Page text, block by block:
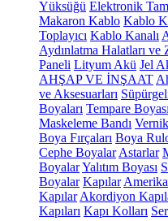
Yüksüğü Elektronik
Makaron Kablo Kablo
Toplayıcı Kablo Kanalı
Aydınlatma Halatları ve
Paneli Lityum Akü Jel
AHŞAP VE İNŞAAT
ve Aksesuarları
Boyaları Tempare Boyası
Maskeleme Bandı Vernik
Boya Fırçaları Boya
Cephe Boyalar Astarlar
BoyalarYalıtım Boyası
Boyalar Kapılar
Kapılar Akordiyon
Kapıları Kapı Kolları